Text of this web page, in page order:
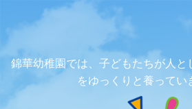
錦華幼稚園では、子どもたちが人と
をゆっくりと養ってい